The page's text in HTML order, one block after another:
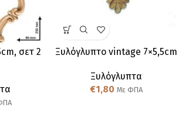
σετ 2
Ξυλόγλυπτo vintage 7×5,5cm
Ξυλόγλυπτα
€1,80 Με ΦΠΑ